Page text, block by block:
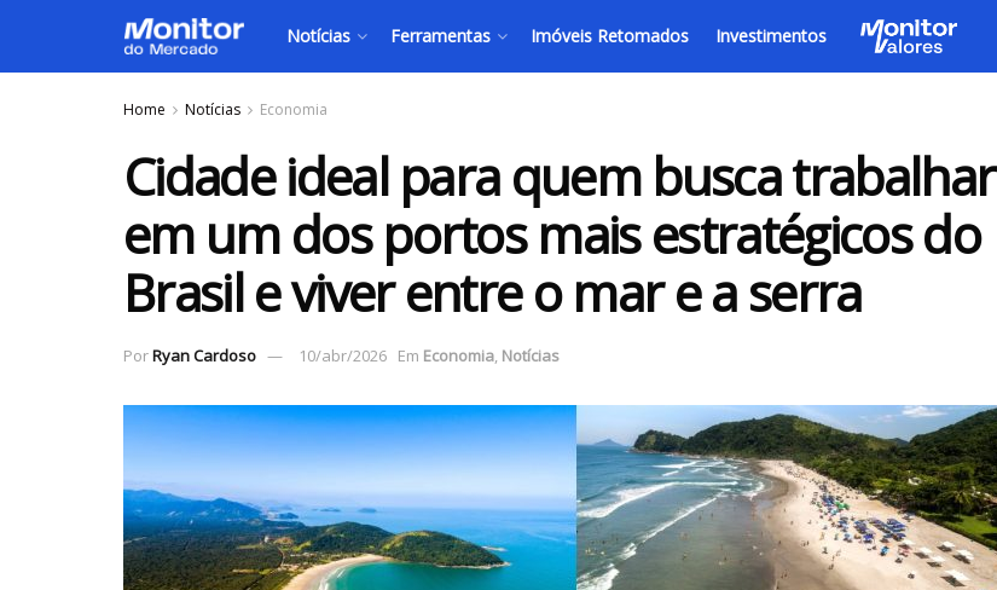
Notícias Ferramentas Imóveis Retomados Investimentos
Home Notícias Economia
Cidade ideal para quem busca trabalhar
em um dos portos mais estratégicos do
Brasil e viver entre o mar e a serra
PorRyan Cardoso 10/abr/2026 Em Economia, Notícias